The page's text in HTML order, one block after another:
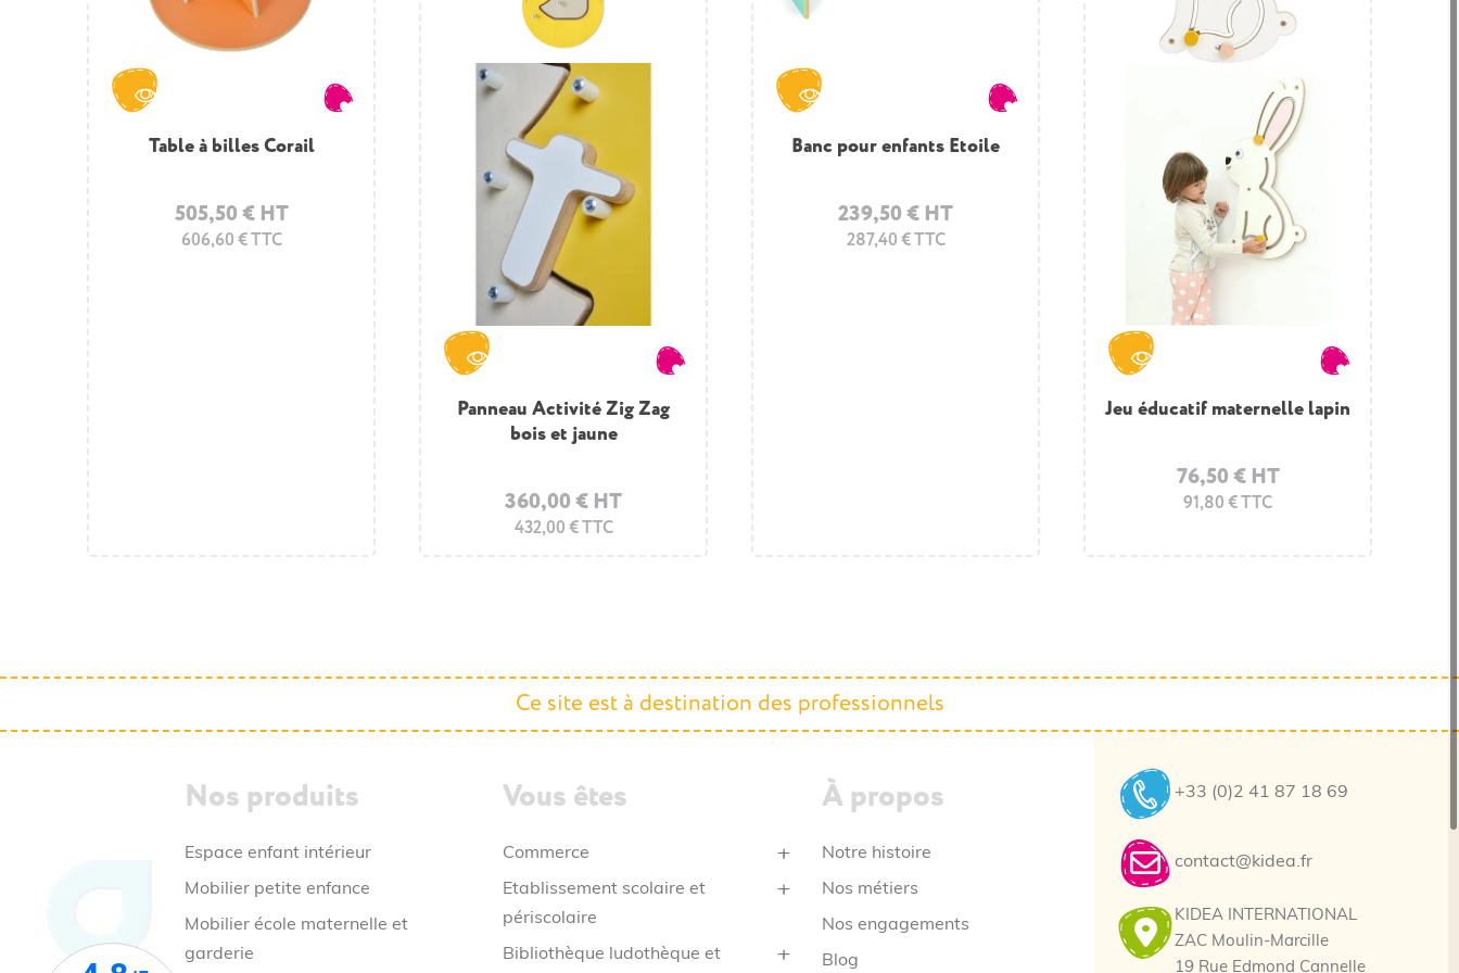
Table à billes Corail
505,50 € HT
606,60 € TTC
Panneau Activité Zig Zag
bois et jaune
360,00 € HT
432,00 € TTC
Banc pour enfants Etoile
239,50 € HT
287,40 € TTC
Jeu éducatif maternelle lapin
76,50 € HT
91,80 € TTC
Pack construction géante -
Château
259,60 € HT
311,52 € TTC
Grand tapis enfant vinyle
155,70 € HT
186,84 € TTC
Sticker Petite lecture
78,60 € HT
94,32 € TTC
Ce site est à destination des professionnels
Nos produits
Espace enfant intérieur
Mobilier petite enfance
Mobilier école maternelle et
garderie
Vous êtes
Commerce
Etablissement scolaire et
périscolaire
Bibliothèque ludothèque et
À propos
Notre histoire
Nos métiers
Nos engagements
Blog
+33 (0)2 41 87 18 69
contact@kidea.fr
KIDEA INTERNATIONAL
ZAC Moulin-Marcille
19 Rue Edmond Cannelle